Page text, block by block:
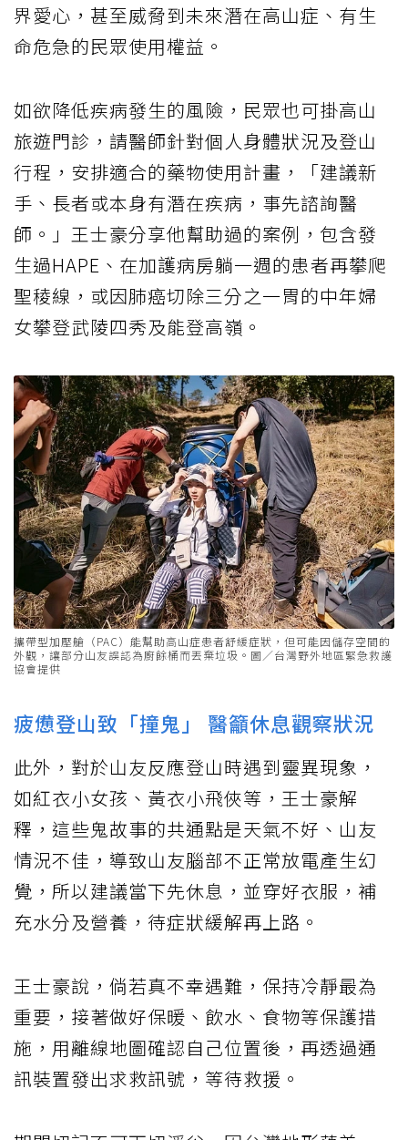
界愛心，甚至威脅到未來潛在高山症、有生
命危急的民眾使用權益。
如欲降低疾病發生的風險，民眾也可掛高山
旅遊門診，請醫師針對個人身體狀況及登山
行程，安排適合的藥物使用計畫，「建議新
手、長者或本身有潛在疾病，事先諮詢醫
師。」王士豪分享他幫助過的案例，包含發
生過HAPE、在加護病房躺一週的患者再攀爬
聖稜線，或因肺癌切除三分之一胃的中年婦
女攀登武陵四秀及能登高嶺。
攜帶型加壓艙（PAC）能幫助高山症患者舒緩症狀，但可能因儲存空間的
外觀，讓部分山友誤認為廚餘桶而丟棄垃圾。圖／台灣野外地區緊急救護
協會提供
疲憊登山致「撞鬼」 醫籲休息觀察狀況
此外，對於山友反應登山時遇到靈異現象，
如紅衣小女孩、黃衣小飛俠等，王士豪解
釋，這些鬼故事的共通點是天氣不好、山友
情況不佳，導致山友腦部不正常放電產生幻
覺，所以建議當下先休息，並穿好衣服，補
充水分及營養，待症狀緩解再上路。
王士豪說，倘若真不幸遇難，保持冷靜最為
重要，接著做好保暖、飲水、食物等保護措
施，用離線地圖確認自己位置後，再透過通
訊裝置發出求救訊號，等待救援。